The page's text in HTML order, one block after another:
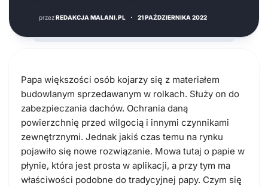
przezREDAKCJA MALANI.PL · 21 PAŹDZIERNIKA 2022
Papa większości osób kojarzy się z materiałem
budowlanym sprzedawanym w rolkach. Służy on do
zabezpieczania dachów. Ochrania daną
powierzchnię przed wilgocią i innymi czynnikami
zewnętrznymi. Jednak jakiś czas temu na rynku
pojawiło się nowe rozwiązanie. Mowa tutaj o papie w
płynie, która jest prosta w aplikacji, a przy tym ma
właściwości podobne do tradycyjnej papy. Czym się